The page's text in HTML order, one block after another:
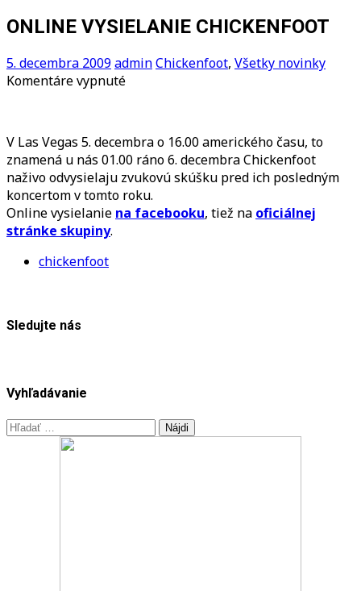
ONLINE VYSIELANIE CHICKENFOOT
5. decembra 2009adminChickenfoot, Všetky novinky
Komentáre vypnuténa
CHICKENFOOT
V Las Vegas 5. decembra o 16.00 amerického času, to
znamená u nás 01.00 ráno 6. decembra Chickenfoot
naživo odvysielaju zvukovú skúšku pred ich posledným
koncertom v tomto roku.
Online vysielanie na facebooku, tiež na oficiálnej
stránke skupiny.
chickenfoot
Sledujte nás
Vyhľadávanie
Hľadať: